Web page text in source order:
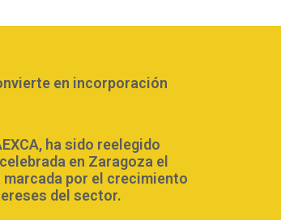
en incorporación
ha sido reelegido
en Zaragoza el
marcada por el crecimiento
del sector.